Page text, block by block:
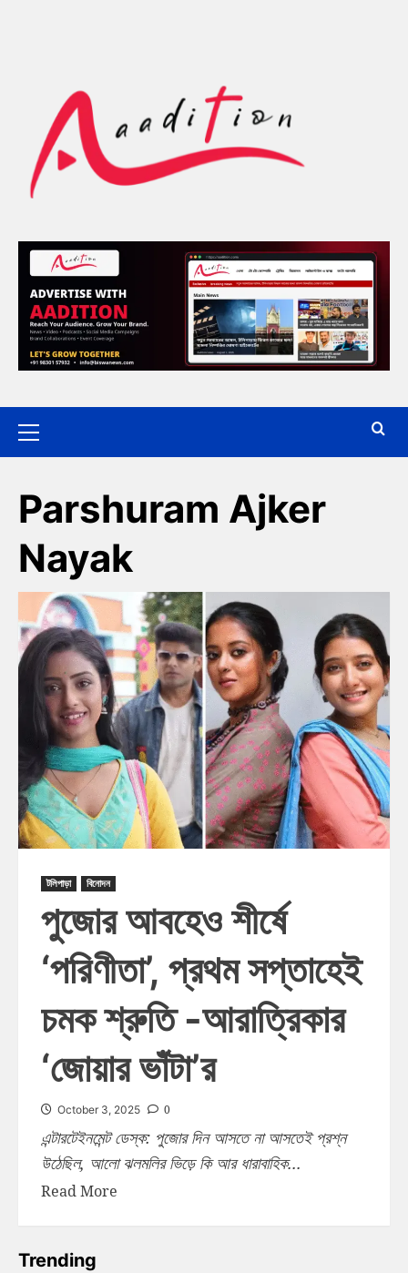
Parshuram Ajker
Nayak
টলিপাড়া বিনোদন
পুজোর আবহেও শীর্ষে
‘পরিণীতা’, প্রথম সপ্তাহেই
চমক শ্রুতি -আরাত্রিকার
‘জোয়ার ভাঁটা’র
October 3, 2025 0
এন্টারটেইনমেন্ট ডেস্ক: পুজোর দিন আসতে না আসতেই প্রশ্ন
উঠেছিল, আলো ঝলমলির ভিড়ে কি আর ধারাবাহিক...
Read More
Trending